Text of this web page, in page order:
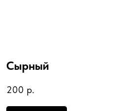
Сырный
200 р.